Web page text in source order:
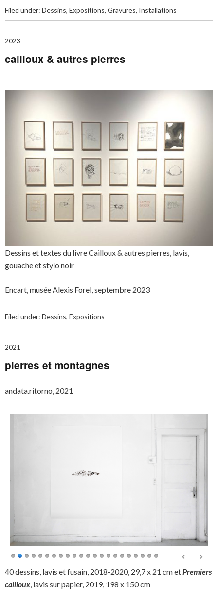
Filed under: Dessins, Expositions, Gravures, Installations
2023
cailloux & autres pierres
Dessins et textes du livre Cailloux & autres pierres, lavis,
gouache et stylo noir
Encart, musée Alexis Forel, septembre 2023
Filed under: Dessins, Expositions
2021
pierres et montagnes
andata.ritorno, 2021
40 dessins, lavis et fusain, 2018-2020, 29,7 x 21 cm et Premiers
cailloux , lavis sur papier, 2019, 198 x 150 cm